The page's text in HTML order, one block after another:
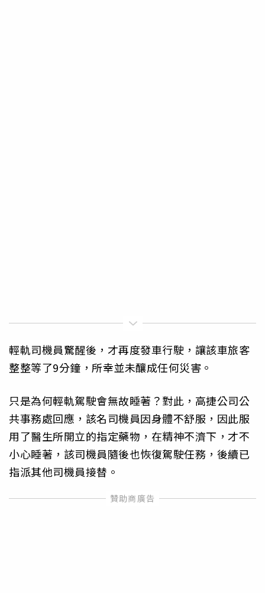
輕軌司機員驚醒後，才再度發車行駛，讓該車旅客
整整等了9分鐘，所幸並未釀成任何災害。
只是為何輕軌駕駛會無故睡著？對此，高捷公司公
共事務處回應，該名司機員因身體不舒服，因此服
用了醫生所開立的指定藥物，在精神不濟下，才不
小心睡著，該司機員隨後也恢復駕駛任務，後續已
指派其他司機員接替。